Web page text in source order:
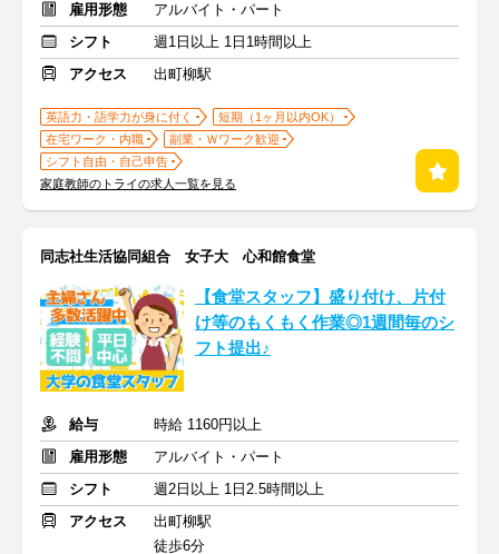
雇用形態
アルバイト・パート
シフト
週1日以上 1日1時間以上
アクセス
出町柳駅
英語力・語学力が身に付く
短期（1ヶ月以内OK）
在宅ワーク・内職
副業・Ｗワーク歓迎
シフト自由・自己申告
家庭教師のトライの求人一覧を見る
同志社生活協同組合 女子大 心和館食堂
【食堂スタッフ】盛り付け、片付
け等のもくもく作業◎1週間毎のシ
フト提出♪
給与
時給 1160円以上
雇用形態
アルバイト・パート
シフト
週2日以上 1日2.5時間以上
アクセス
出町柳駅
徒歩6分